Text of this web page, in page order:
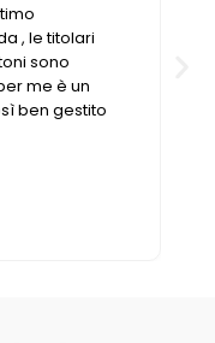
, le titolari
sono
me è un
ben gestito